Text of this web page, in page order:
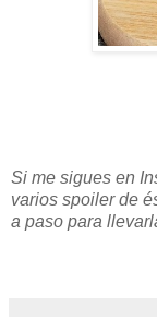
Si me sigues en
varios spoiler de
a paso para